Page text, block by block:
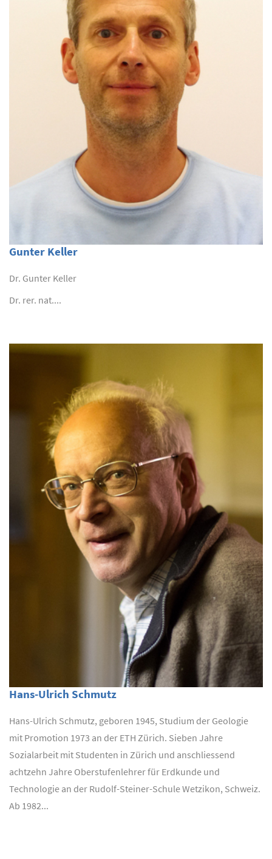
Gunter Keller
Dr. Gunter Keller
Dr. rer. nat....
Hans-Ulrich Schmutz
Hans-Ulrich Schmutz, geboren 1945, Studium der Geologie
mit Promotion 1973 an der ETH Zürich. Sieben Jahre
Sozialarbeit mit Studenten in Zürich und anschliessend
achtzehn Jahre Oberstufenlehrer für Erdkunde und
Technologie an der Rudolf-Steiner-Schule Wetzikon, Schweiz.
Ab 1982...